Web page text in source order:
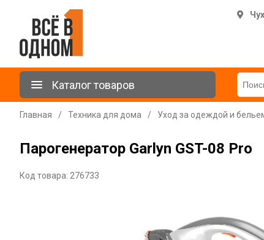
Каталог товаров
Главная / Техника для дома / Уход за одеждой и
Парогенератор Garlyn GST-08 Pro
Код товара: 276733